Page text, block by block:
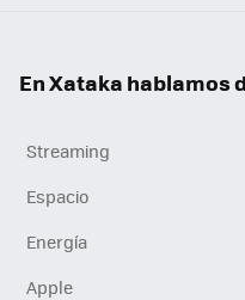
En Xataka hablamos
Streaming
Espacio
Energía
Apple